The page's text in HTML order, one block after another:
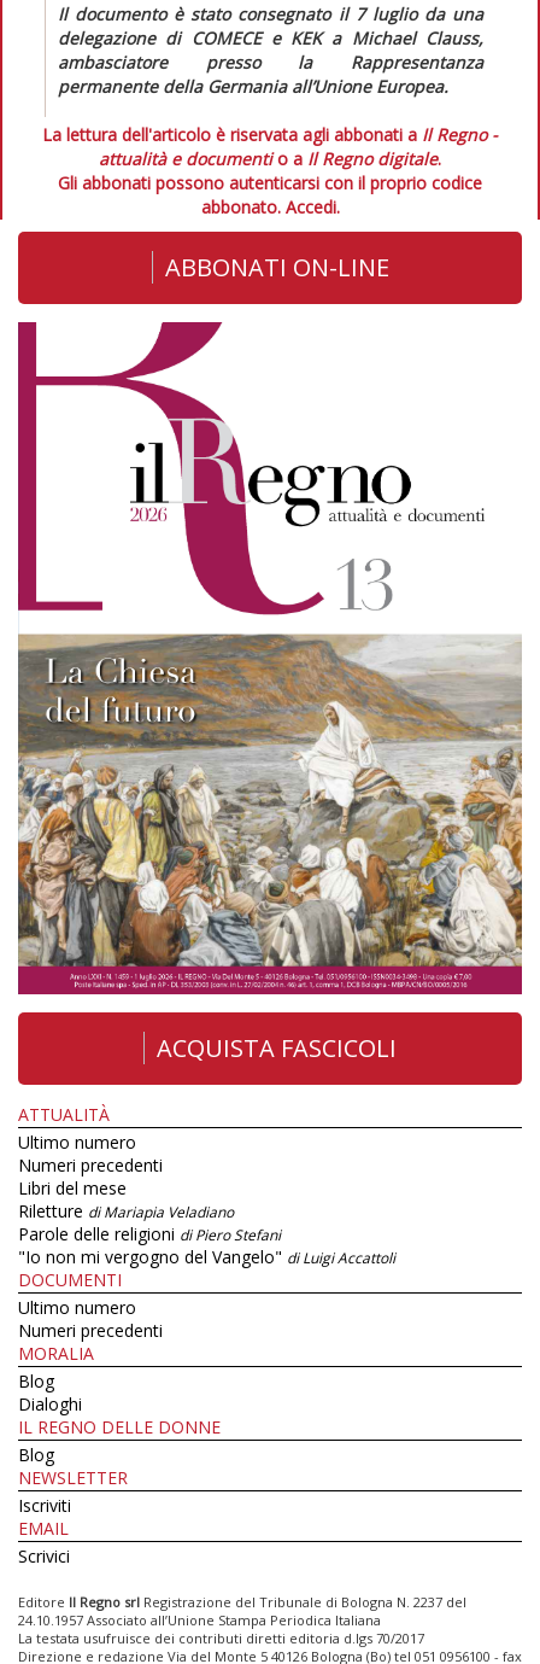
Il documento è stato consegnato il 7 luglio da una
delegazione di COMECE e KEK a Michael Clauss,
ambasciatore presso la Rappresentanza
permanente della Germania all’Unione Europea.
La lettura dell'articolo è riservata agli abbonati a Il Regno -
attualità e documentio a Il Regno digitale.
Gli abbonati possono autenticarsi con il proprio codice
abbonato. Accedi.
ABBONATI ON-LINE
ACQUISTA FASCICOLI
ATTUALITÀ
Ultimo numero
Numeri precedenti
Libri del mese
Riletture di Mariapia Veladiano
Parole delle religioni di Piero Stefani
"Io non mi vergogno del Vangelo" di Luigi Accattoli
DOCUMENTI
Ultimo numero
Numeri precedenti
MORALIA
Blog
Dialoghi
IL REGNO DELLE DONNE
Blog
NEWSLETTER
Iscriviti
EMAIL
Scrivici
Editore Il Regno srl Registrazione del Tribunale di Bologna N. 2237 del
24.10.1957 Associato all’Unione Stampa Periodica Italiana
La testata usufruisce dei contributi diretti editoria d.lgs 70/2017
Direzione e redazione Via del Monte 5 40126 Bologna (Bo) tel 051 0956100 - fax